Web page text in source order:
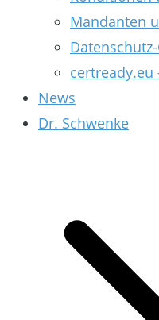
Mandanten
certready.eu
News
Dr. Schwenke